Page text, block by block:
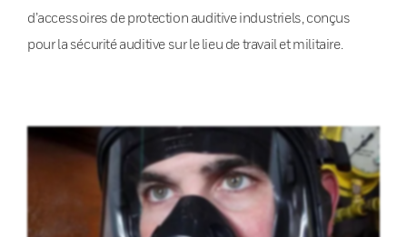
d’accessoires de protection auditive industriels, conçus
pour la sécurité auditive sur le lieu de travail et militaire.